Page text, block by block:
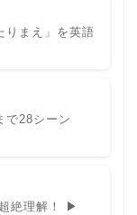
りまえ」を英語
で28シーン
絶理解！ ▶